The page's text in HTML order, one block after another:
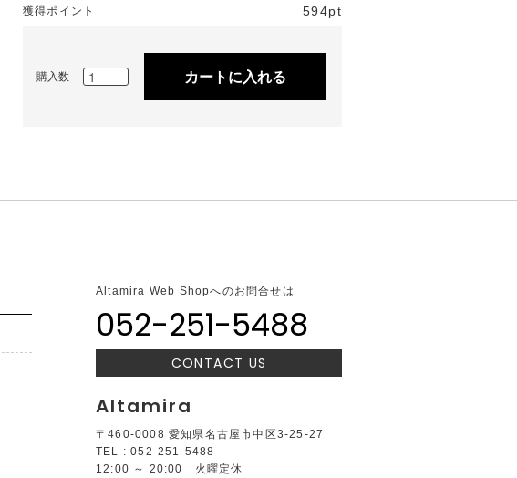
獲得ポイント 594pt
購入数 カートに入れる
Altamira Web Shopへのお問合せは
052-251-5488
CONTACT US
Altamira
〒460-0008 愛知県名古屋市中区3-25-27
TEL : 052-251-5488
12:00 ～ 20:00 火曜定休